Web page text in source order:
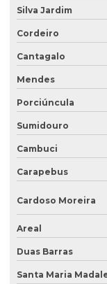
Coleta de amostras
Coleta de efluentes
Consultoria ambiental
Consultoria
Consultoria
Consultoria
Consultoria
Consultoria área
Consultoria e
Silva Jardim
Cordeiro
Cantagalo
Mendes
Porciúncula
Sumidouro
Cambuci
Carapebus
Cardoso Moreira
Areal
Duas Barras
Santa Maria